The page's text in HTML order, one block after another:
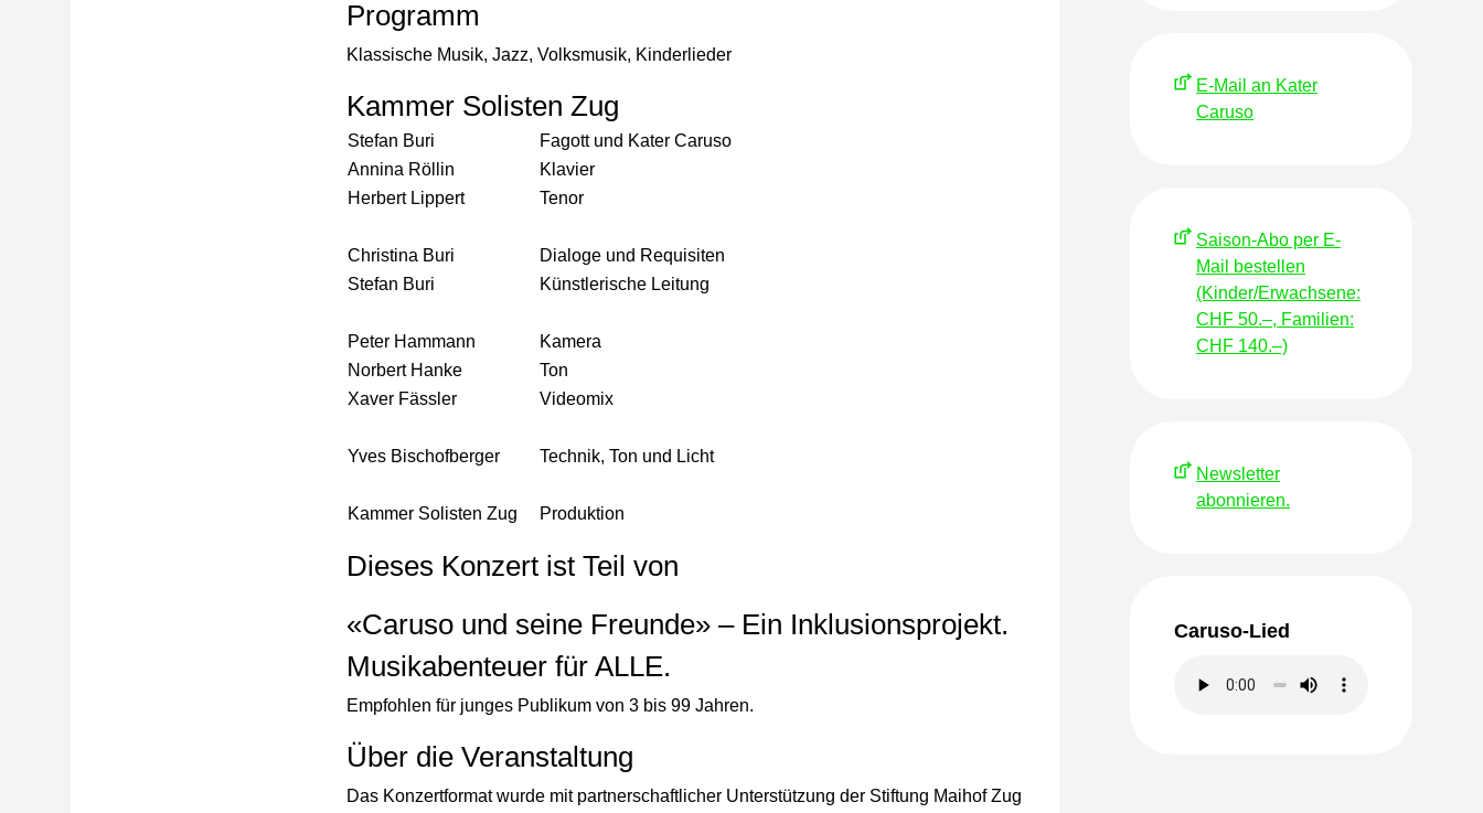
Programm
Klassische Musik, Jazz, Volksmusik, Kinderlieder
Kammer Solisten Zug
Stefan Buri
Fagott und Kater Caruso
Annina Röllin
Klavier
Herbert Lippert
Tenor
Christina Buri
Dialoge und Requisiten
Stefan Buri
Künstlerische Leitung
Peter Hammann
Kamera
Norbert Hanke
Ton
Xaver Fässler
Videomix
Yves Bischofberger Technik, Ton und Licht
Kammer Solisten Zug Produktion
Dieses Konzert ist Teil von
«Caruso und seine Freunde» – Ein Inklusionsprojekt.
Musikabenteuer für ALLE.
Empfohlen für junges Publikum von 3 bis 99 Jahren.
Über die Veranstaltung
Das Konzertformat wurde mit partnerschaftlicher Unterstützung der Stiftung Maihof Zug
E-Mail an Kater
Caruso
Saison-Abo per E-
Mail bestellen
(Kinder/Erwachsene:
CHF 50.–, Familien:
CHF 140.–)
Newsletter
abonnieren.
Caruso-Lied